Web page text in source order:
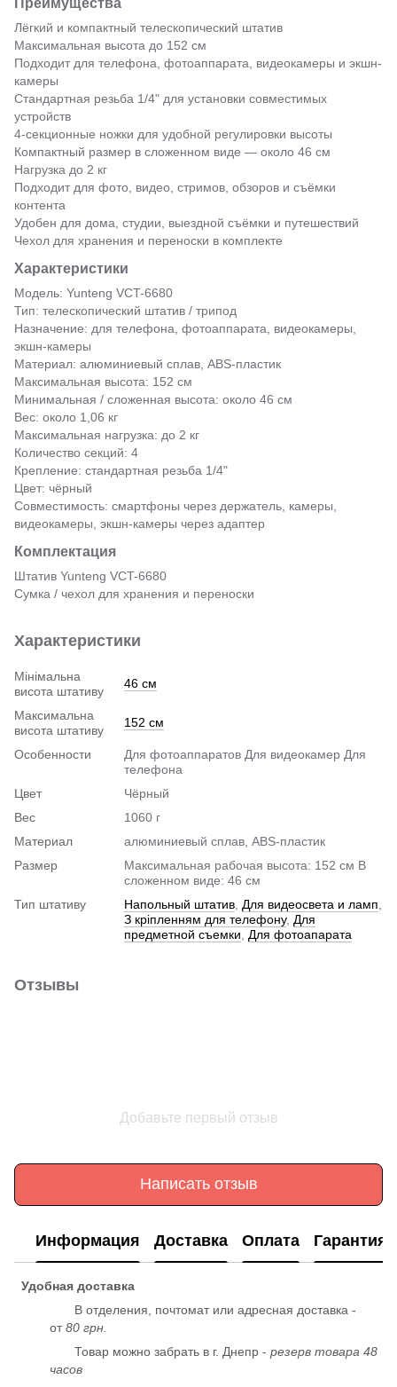
Лёгкий и компактный телескопический штатив
Максимальная высота до 152 см
Подходит для телефона, фотоаппарата, видеокамеры и экшн-
камеры
Стандартная резьба 1/4" для установки совместимых
устройств
4-секционные ножки для удобной регулировки высоты
Компактный размер в сложенном виде — около 46 см
Нагрузка до 2 кг
Подходит для фото, видео, стримов, обзоров и съёмки
контента
Удобен для дома, студии, выездной съёмки и путешествий
Чехол для хранения и переноски в комплекте
Характеристики
Модель: Yunteng VCT-6680
Тип: телескопический штатив / трипод
Назначение: для телефона, фотоаппарата, видеокамеры,
экшн-камеры
Материал: алюминиевый сплав, ABS-пластик
Максимальная высота: 152 см
Минимальная / сложенная высота: около 46 см
Вес: около 1,06 кг
Максимальная нагрузка: до 2 кг
Количество секций: 4
Крепление: стандартная резьба 1/4"
Цвет: чёрный
Совместимость: смартфоны через держатель, камеры,
видеокамеры, экшн-камеры через адаптер
Комплектация
Штатив Yunteng VCT-6680
Сумка / чехол для хранения и переноски
Характеристики
Мінімальна
висота штативу
46 см
Максимальна
висота штативу
152 см
Особенности
Для фотоаппаратов Для видеокамер Для
телефона
Цвет
Чёрный
Вес
1060 г
Материал
алюминиевый сплав, ABS-пластик
Размер
Максимальная рабочая высота: 152 см В
сложенном виде: 46 см
Тип штативу
Напольный штатив Для видеосвета и ламп
З кріпленням для телефону, Для
предметной съемки
Для фотоапарата
Отзывы
Добавьте первый отзыв
Написать отзыв
Информация Доставка Оплата Гарантия
Удобная доставка
В отделения, почтомат или адресная доставка -
от80 грн.
Товар можно забрать в г. Днепр - резерв товара 48
часов